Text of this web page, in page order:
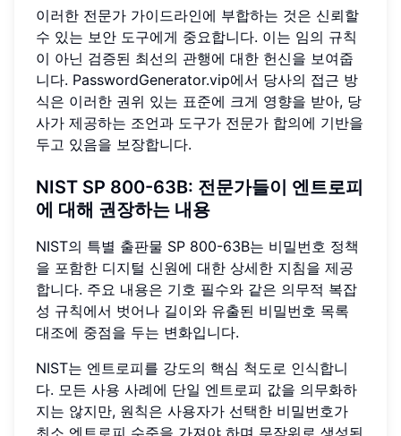
이러한 전문가 가이드라인에 부합하는 것은 신뢰할
수 있는 보안 도구에게 중요합니다. 이는 임의 규칙
이 아닌 검증된 최선의 관행에 대한 헌신을 보여줍
니다. PasswordGenerator.vip에서 당사의 접근 방
식은 이러한 권위 있는 표준에 크게 영향을 받아, 당
사가 제공하는 조언과 도구가 전문가 합의에 기반을
두고 있음을 보장합니다.
NIST SP 800-63B: 전문가들이 엔트로피
에 대해 권장하는 내용
NIST의 특별 출판물 SP 800-63B는 비밀번호 정책
을 포함한 디지털 신원에 대한 상세한 지침을 제공
합니다. 주요 내용은 기호 필수와 같은 의무적 복잡
성 규칙에서 벗어나 길이와 유출된 비밀번호 목록
대조에 중점을 두는 변화입니다.
NIST는 엔트로피를 강도의 핵심 척도로 인식합니
다. 모든 사용 사례에 단일 엔트로피 값을 의무화하
지는 않지만, 원칙은 사용자가 선택한 비밀번호가